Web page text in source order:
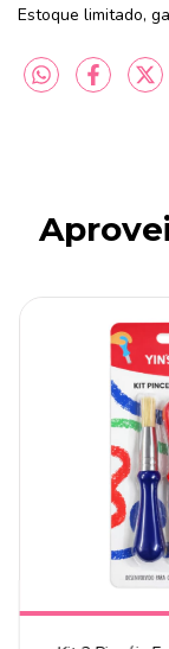
Estoque limitado,